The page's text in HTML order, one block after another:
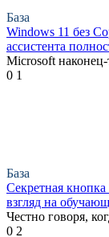
База
Windows 11 без
ассистента
Microsoft
0 1
База
Секретная кнопка
взгляд на
Честно говоря,
0 2